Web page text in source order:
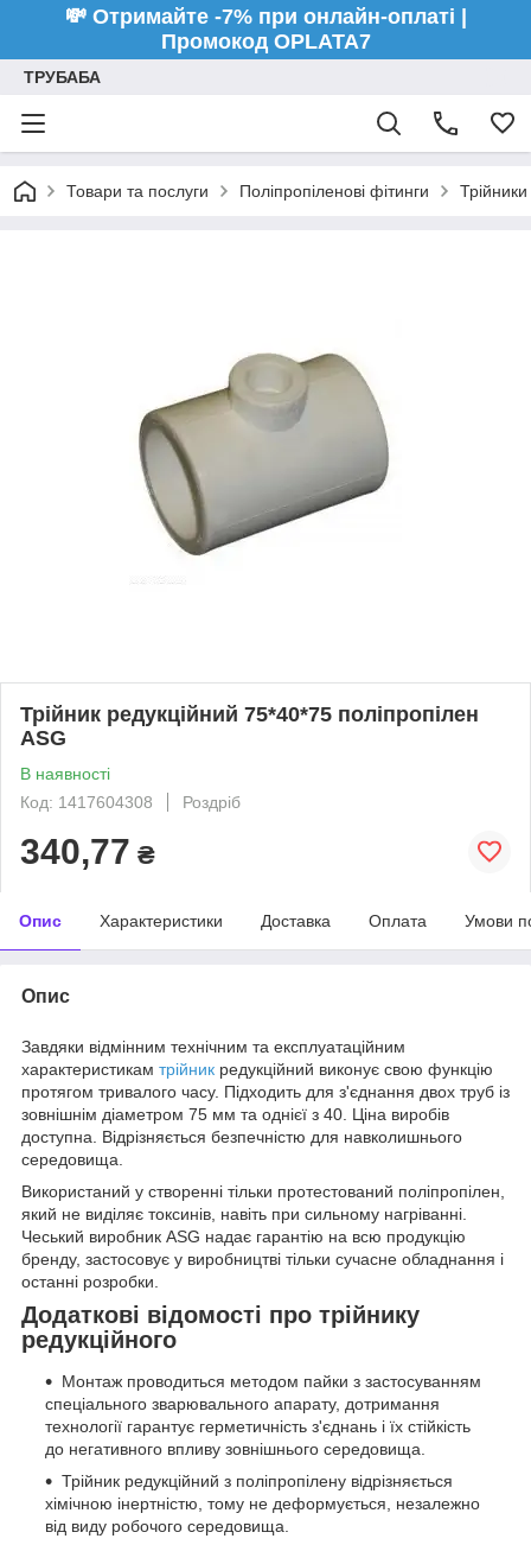
💸 Отримайте -7% при онлайн-оплаті |
Промокод OPLATA7
ТРУБАБА
Товари та послуги Поліпропіленові фітинги Трійники
Трійник редукційний 75*40*75 поліпропілен
ASG
В наявності
Код: 1417604308
Роздріб
340,77 ₴
Опис Характеристики Доставка Оплата Умови
Опис
Завдяки відмінним технічним та експлуатаційним
характеристикам трійник редукційний виконує свою функцію
протягом тривалого часу. Підходить для з'єднання двох труб із
зовнішнім діаметром 75 мм та однієї з 40. Ціна виробів
доступна. Відрізняється безпечністю для навколишнього
середовища.
Використаний у створенні тільки протестований поліпропілен,
який не виділяє токсинів, навіть при сильному нагріванні.
Чеський виробник ASG надає гарантію на всю продукцію
бренду, застосовує у виробництві тільки сучасне обладнання і
останні розробки.
Додаткові відомості про трійнику
редукційного
Монтаж проводиться методом пайки з застосуванням
спеціального зварювального апарату, дотримання
технології гарантує герметичність з'єднань і їх стійкість
до негативного впливу зовнішнього середовища.
Трійник редукційний з поліпропілену відрізняється
хімічною інертністю, тому не деформується, незалежно
від виду робочого середовища.